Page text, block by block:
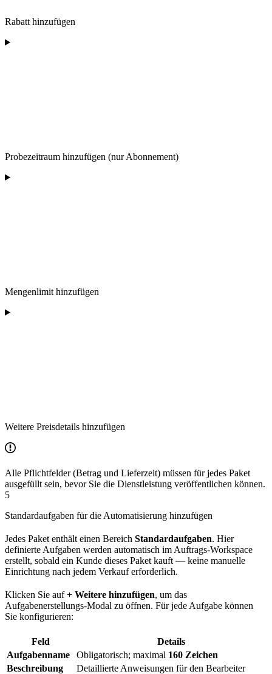
Rabatt hinzufügen
Probezeitraum hinzufügen (nur Abonnement)
Mengenlimit hinzufügen
Weitere Preisdetails hinzufügen
Alle Pflichtfelder (Betrag und Lieferzeit) müssen für jedes Paket
ausgefüllt sein, bevor Sie die Dienstleistung veröffentlichen können.
5
Standardaufgaben für die Automatisierung hinzufügen
Jedes Paket enthält einen Bereich Standardaufgaben. Hier
definierte Aufgaben werden automatisch im Auftrags-Workspace
erstellt, sobald ein Kunde dieses Paket kauft — keine manuelle
Einrichtung nach jedem Verkauf erforderlich.
Klicken Sie auf+ Weitere hinzufügen, um das
Aufgabenerstellungs-Modal zu öffnen. Für jede Aufgabe können
Sie konfigurieren:
Feld
Details
Aufgabenname
Obligatorisch; maximal 160 Zeichen
Beschreibung
Detaillierte Anweisungen für den Bearbeiter